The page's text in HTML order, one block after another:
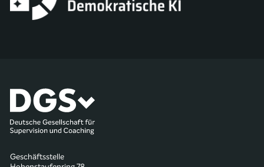
Geschäftsstelle